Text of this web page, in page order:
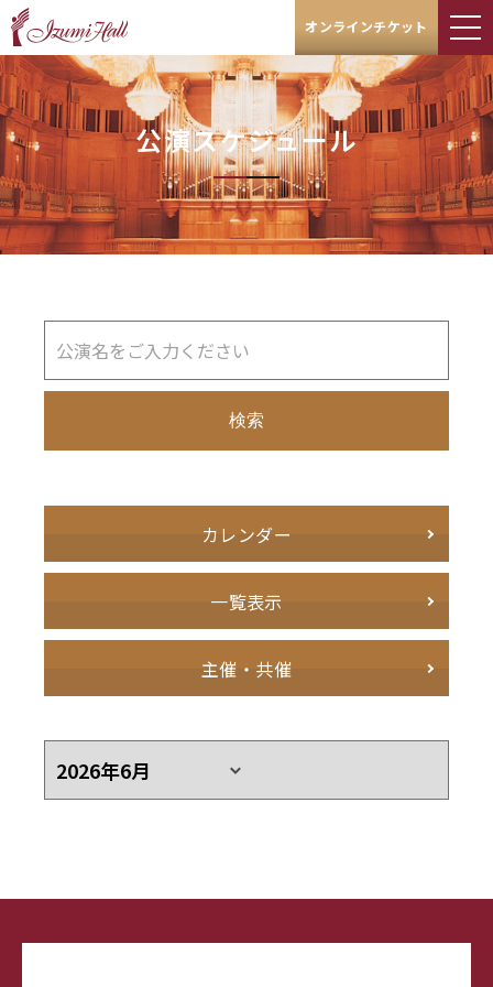
オンラインチケット
公演スケジュール
検索
カレンダー
一覧表示
主催・共催